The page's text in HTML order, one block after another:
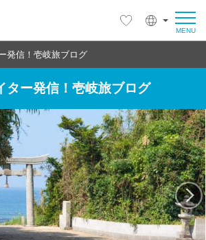
発信！壱岐旅ブログ
ター発信！壱岐旅ブログ